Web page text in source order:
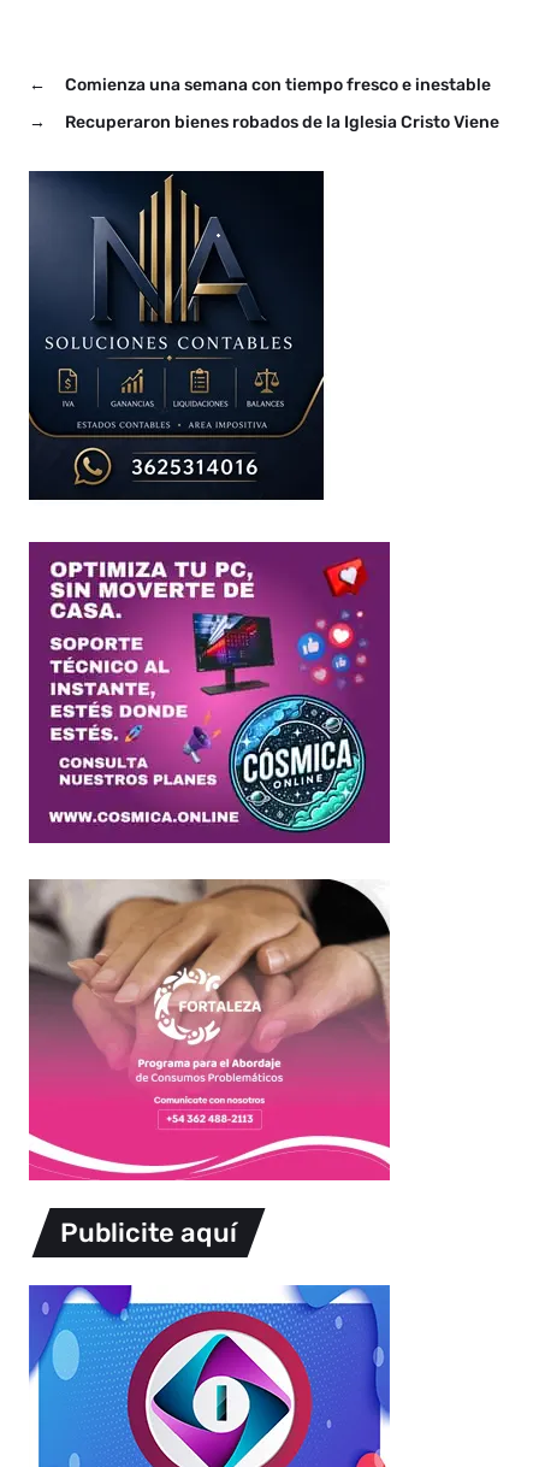
←
Comienza una semana con tiempo fresco e inestable
→
Recuperaron bienes robados de la Iglesia Cristo Viene
Publicite aquí